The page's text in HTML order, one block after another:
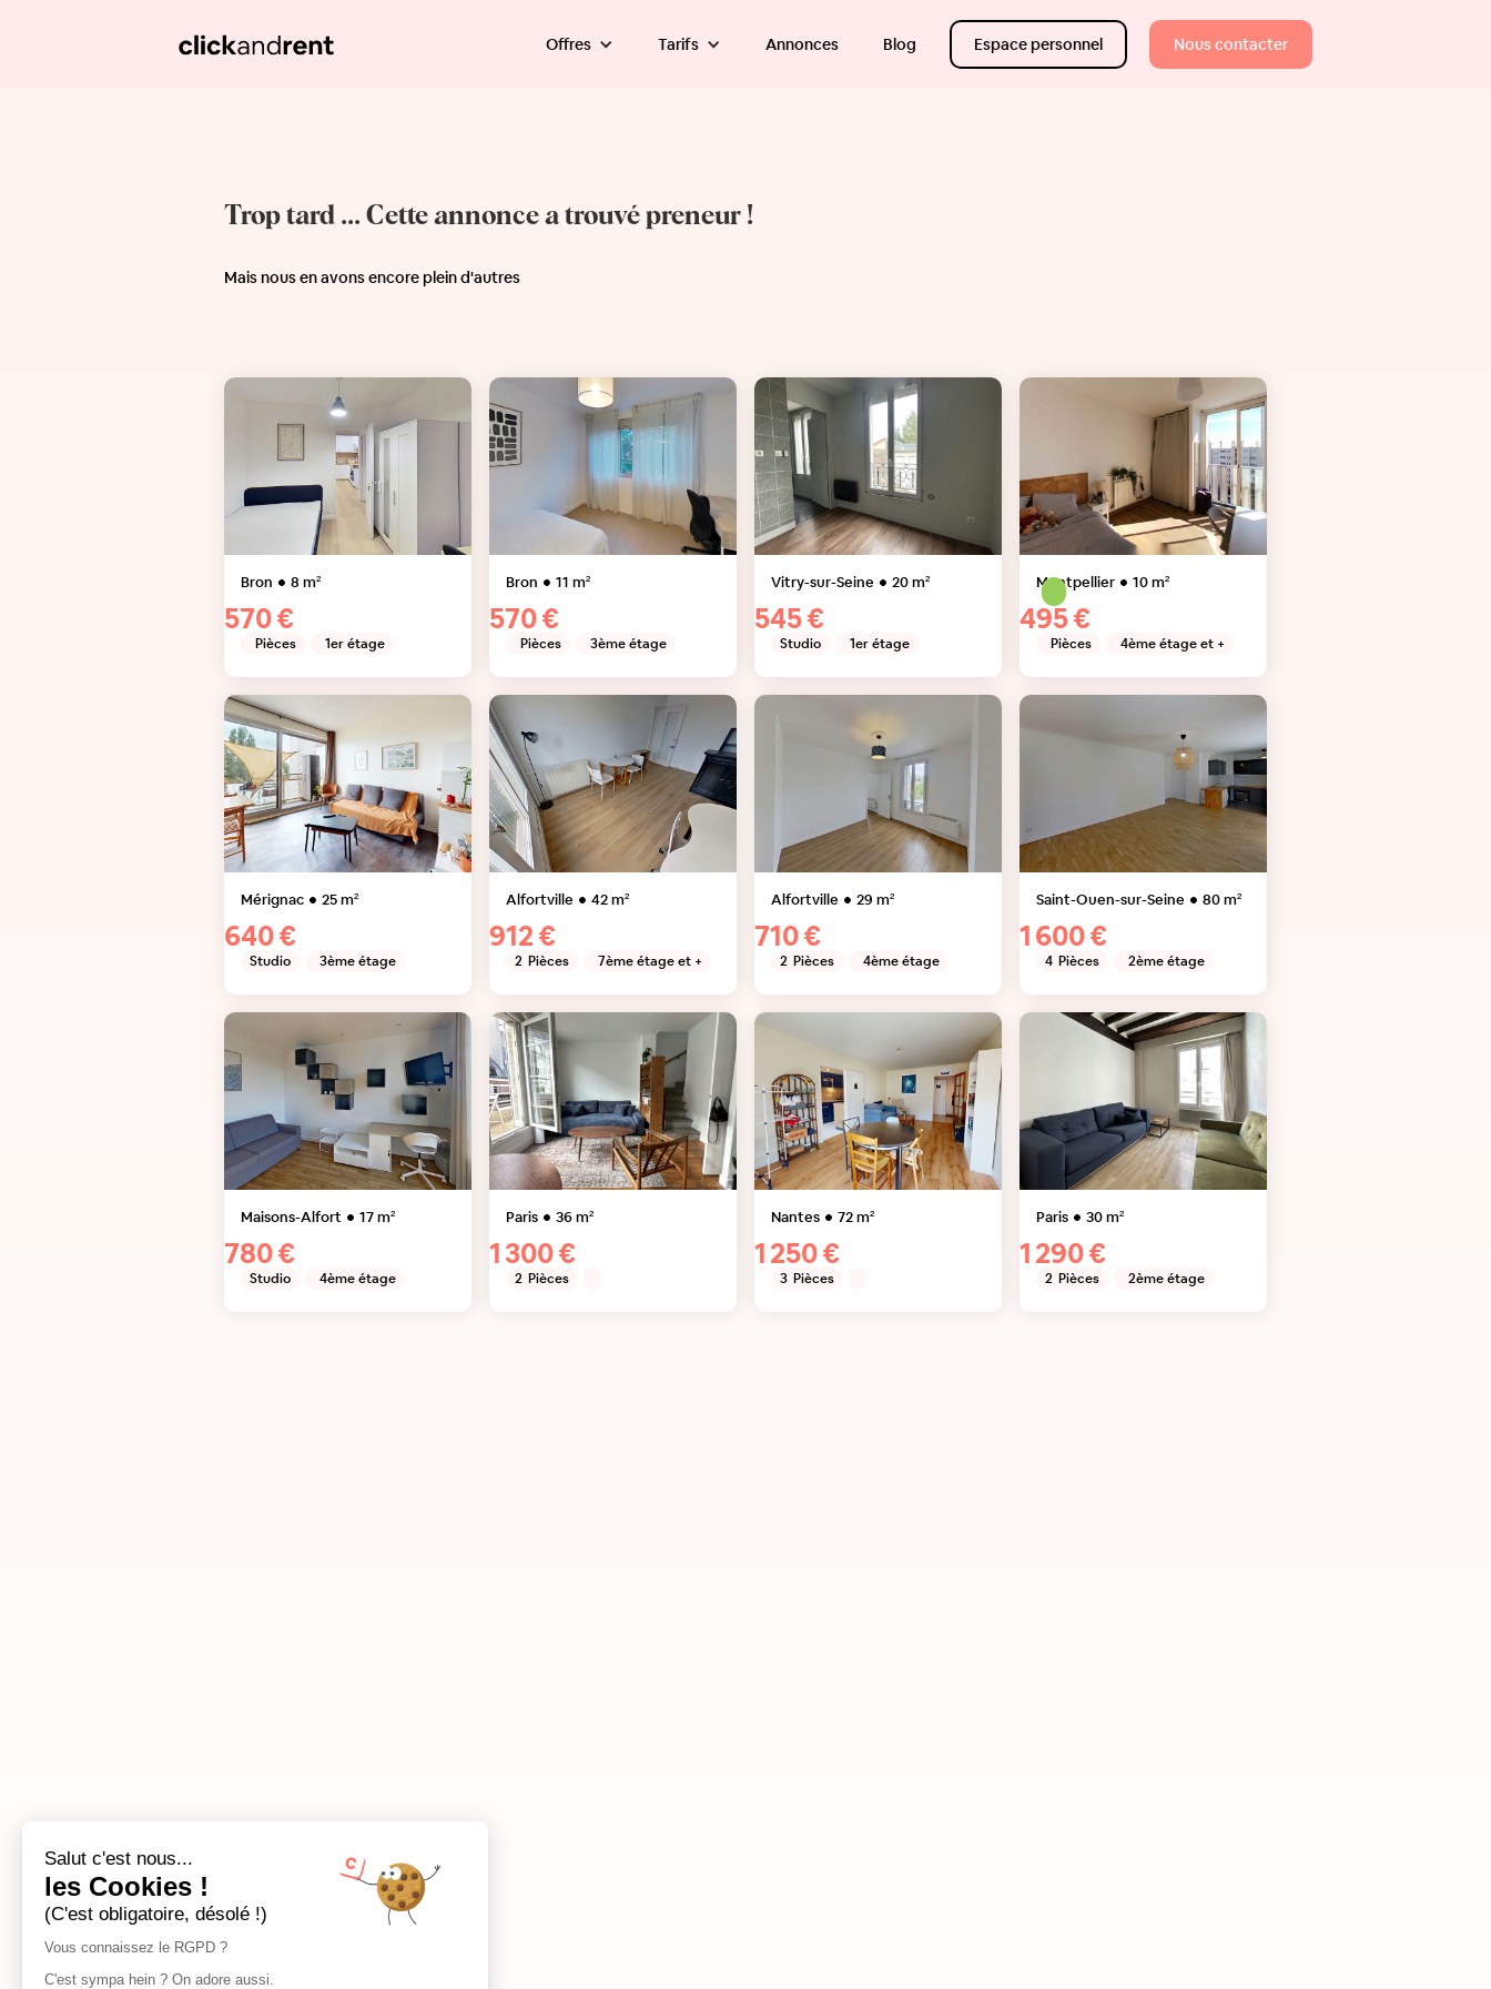
Offres Tarifs Annonces Blog Espace personnel Nous contacter
Trop tard ... Cette annonce a trouvé preneur !
Mais nous en avons encore plein d'autres
Bron 8 m²
570 €
Pièces 1er étage
Bron 11 m²
570 €
Pièces 3ème étage
Vitry-sur-Seine 20m²
545 €
Studio 1er étage
Montpellier 10m²
495 €
Pièces 4ème étage et +
Mérignac 25m²
640 €
Studio 3ème étage
Alfortville 42m²
912 €
2 Pièces 7ème étage et +
Alfortville 29 m²
710 €
2 Pièces 4ème étage
Saint-Ouen-sur-Seine 80m²
1 600 €
4 Pièces 2ème étage
Maisons-Alfort 17m²
780 €
Studio 4ème étage
Paris 36m²
1 300 €
2 Pièces
Nantes 72m²
1 250 €
3 Pièces
Paris 30m²
1 290 €
2 Pièces 2ème étage
Salut c'est nous...
les Cookies !
(C'est obligatoire, désolé !)
Vous connaissez le RGPD ?
C'est sympa hein ? On adore aussi.